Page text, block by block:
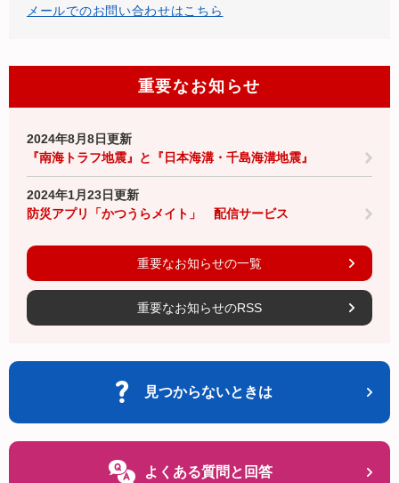
メールでのお問い合わせはこちら
重要なお知らせ
2024年8月8日更新
『南海トラフ地震』と『日本海溝・千島海溝地震』
2024年1月23日更新
防災アプリ「かつうらメイト」 配信サービス
重要なお知らせの一覧
重要なお知らせのRSS
見つからないときは
よくある質問と回答